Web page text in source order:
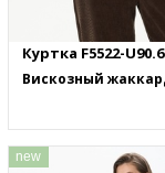
Куртка F5522-
Вискозный
new